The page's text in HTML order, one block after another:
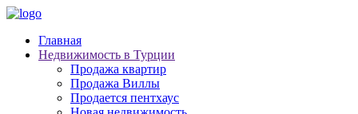
Главная
Недвижимость в Турции
Продажа квартир
Продажа Виллы
Продается пентхаус